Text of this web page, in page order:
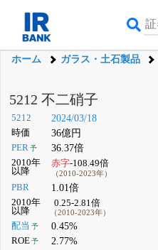
ホーム ガラス・土石製品
5212 不二硝子
5212 2024/03/18
時価 36億円
PER予 36.37倍
2010年
以降
赤字-108.49倍
（2010-2023年）
PBR 1.01倍
2010年
以降
0.25-2.81倍
（2010-2023年）
配当 予 0.45%
ROE予 2.77%